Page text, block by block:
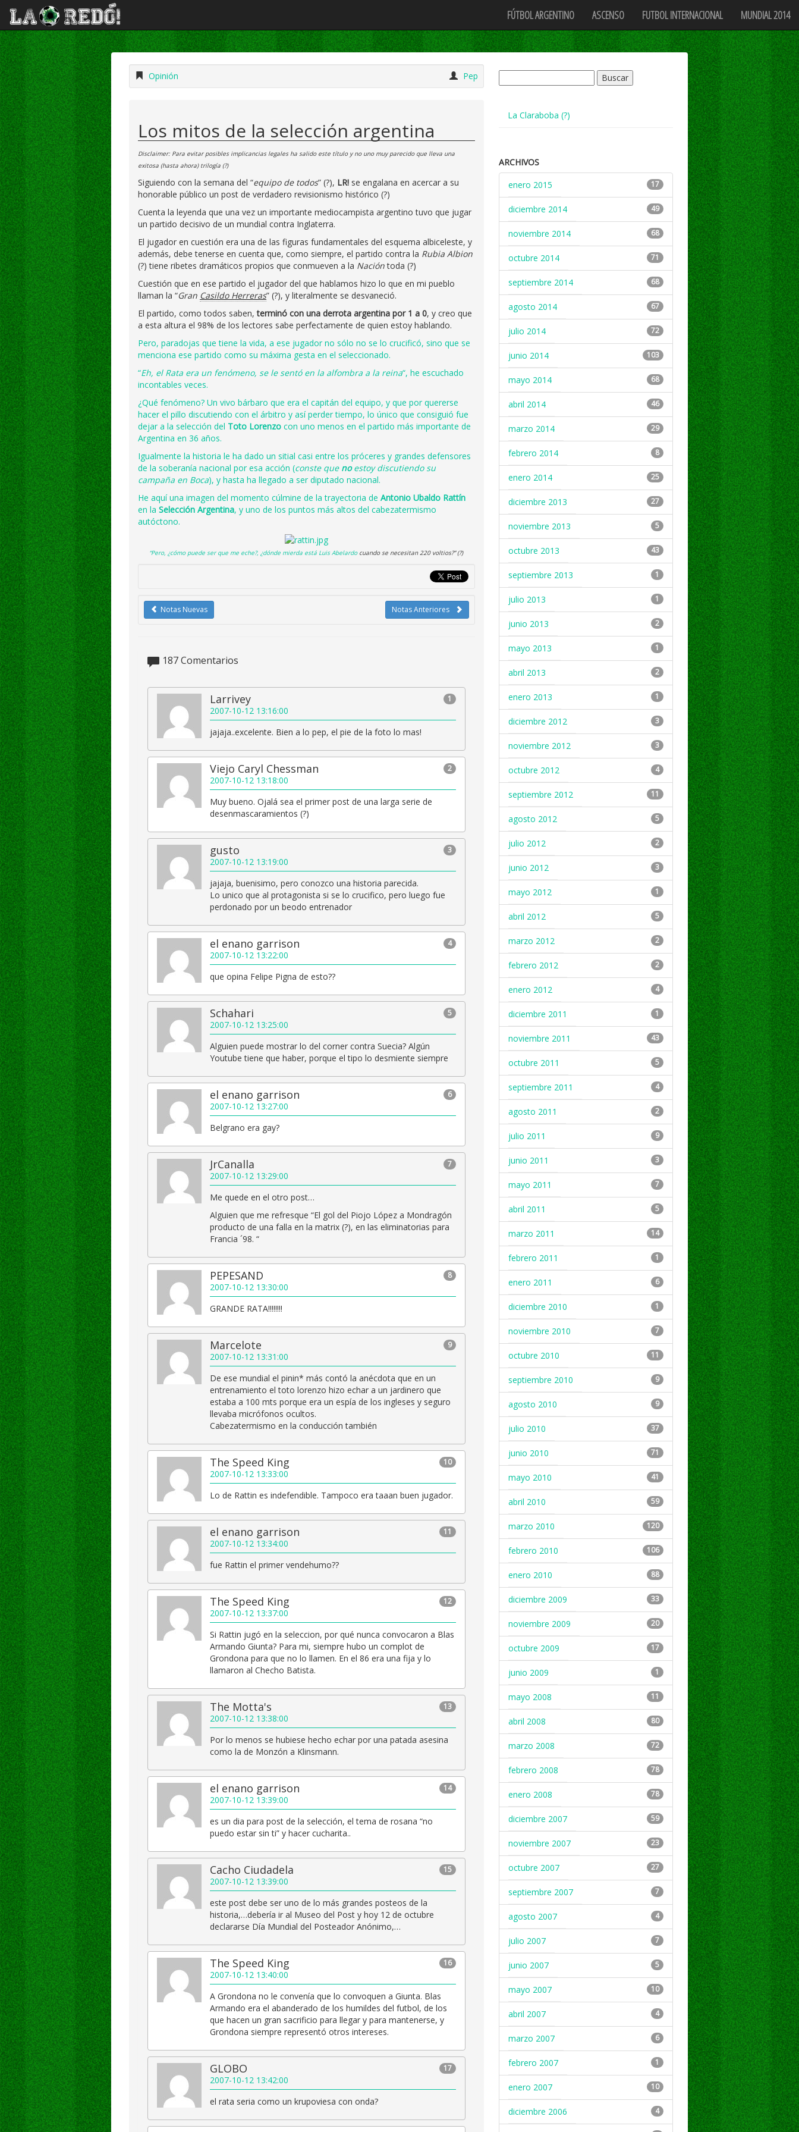
FÚTBOL ARGENTINO ASCENSO FUTBOL INTERNACIONAL MUNDIAL 2014
Opinión Pep
Los mitos de la selección argentina
Disclaimer: Para evitar posibles implicancias legales ha salido este título y no uno muy parecido que lleva una
exitosa (hasta ahora) trilogía (?)
Siguiendo con la semana del “equipo de todos” (?), LR! se engalana en acercar a su
honorable público un post de verdadero revisionismo histórico (?)
Cuenta la leyenda que una vez un importante mediocampista argentino tuvo que jugar
un partido decisivo de un mundial contra Inglaterra.
El jugador en cuestión era una de las figuras fundamentales del esquema albiceleste, y
además, debe tenerse en cuenta que, como siempre, el partido contra la Rubia Albion
(?) tiene ribetes dramáticos propios que conmueven a la Nacióntoda (?)
Cuestión que en ese partido el jugador del que hablamos hizo lo que en mi pueblo
llaman la “Gran Casildo Herreras” (?), y literalmente se desvaneció.
El partido, como todos saben,terminó con una derrota argentina por 1 a 0, y creo que
a esta altura el 98% de los lectores sabe perfectamente de quien estoy hablando.
Pero, paradojas que tiene la vida, a ese jugador no sólo no se lo crucificó, sino que se
menciona ese partido como su máxima gesta en el seleccionado.
“Eh, el Rata era un fenómeno, se le sentó en la alfombra a la reina“, he escuchado
incontables veces.
¿Qué fenómeno? Un vivo bárbaro que era el capitán del equipo, y que por quererse
hacer el pillo discutiendo con el árbitro y así perder tiempo, lo único que consiguió fue
dejar a la selección del Toto Lorenzo con uno menos en el partido más importante de
Argentina en 36 años.
Igualmente la historia le ha dado un sitial casi entre los próceres y grandes defensores
de la soberanía nacional por esa acción (conste que noestoy discutiendo su
campaña en Boca), y hasta ha llegado a ser diputado nacional.
He aquí una imagen del momento cúlmine de la trayectoria de Antonio Ubaldo Rattín
en la Selección Argentina, y uno de los puntos más altos del cabezatermismo
autóctono.
“Pero, ¿cómo puede ser que me eche?, ¿dónde mierda está Luis Abelardocuando se necesitan 220 voltios?” (?)
Notas Anteriores
Notas Nuevas
187Comentarios
1
Larrivey
2007-10-12 13:16:00
jajaja..excelente. Bien a lo pep, el pie de la foto lo mas!
2
Viejo Caryl Chessman
2007-10-12 13:18:00
Muy bueno. Ojalá sea el primer post de una larga serie de
desenmascaramientos (?)
3
gusto
2007-10-12 13:19:00
jajaja, buenisimo, pero conozco una historia parecida.
Lo unico que al protagonista si se lo crucifico, pero luego fue
perdonado por un beodo entrenador
4
el enano garrison
2007-10-12 13:22:00
que opina Felipe Pigna de esto??
5
Schahari
2007-10-12 13:25:00
Alguien puede mostrar lo del corner contra Suecia? Algún
Youtube tiene que haber, porque el tipo lo desmiente siempre
6
el enano garrison
2007-10-12 13:27:00
Belgrano era gay?
7
JrCanalla
2007-10-12 13:29:00
Me quede en el otro post…
Alguien que me refresque “El gol del Piojo López a Mondragón
producto de una falla en la matrix (?), en las eliminatorias para
Francia ´98. “
8
PEPESAND
2007-10-12 13:30:00
GRANDE RATA!!!!!!!!
9
Marcelote
2007-10-12 13:31:00
De ese mundial el pinin* más contó la anécdota que en un
entrenamiento el toto lorenzo hizo echar a un jardinero que
estaba a 100 mts porque era un espía de los ingleses y seguro
llevaba micrófonos ocultos.
Cabezatermismo en la conducción también
10
The Speed King
2007-10-12 13:33:00
Lo de Rattin es indefendible. Tampoco era taaan buen jugador.
11
el enano garrison
2007-10-12 13:34:00
fue Rattin el primer vendehumo??
12
The Speed King
2007-10-12 13:37:00
Si Rattin jugó en la seleccion, por qué nunca convocaron a Blas
Armando Giunta? Para mi, siempre hubo un complot de
Grondona para que no lo llamen. En el 86 era una fija y lo
llamaron al Checho Batista.
13
The Motta's
2007-10-12 13:38:00
Por lo menos se hubiese hecho echar por una patada asesina
como la de Monzón a Klinsmann.
14
el enano garrison
2007-10-12 13:39:00
es un dia para post de la selección, el tema de rosana “no
puedo estar sin ti” y hacer cucharita..
15
Cacho Ciudadela
2007-10-12 13:39:00
este post debe ser uno de lo más grandes posteos de la
historia,…debería ir al Museo del Post y hoy 12 de octubre
declararse Día Mundial del Posteador Anónimo,…
16
The Speed King
2007-10-12 13:40:00
A Grondona no le convenía que lo convoquen a Giunta. Blas
Armando era el abanderado de los humildes del futbol, de los
que hacen un gran sacrificio para llegar y para mantenerse, y
Grondona siempre representó otros intereses.
17
GLOBO
2007-10-12 13:42:00
el rata seria como un krupoviesa con onda?
La Claraboba (?)
ARCHIVOS
enero 2015
17
diciembre 2014 49
noviembre 2014 68
octubre 2014 71
septiembre 2014 68
agosto 2014 67
julio 2014 72
junio 2014 103
mayo 2014 68
abril 2014 46
marzo 2014 29
febrero 2014 8
enero 2014 25
diciembre 2013 27
noviembre 2013 5
octubre 2013 43
septiembre 2013 1
julio 2013 1
junio 2013 2
mayo 2013 1
abril 2013 2
enero 2013 1
diciembre 2012 3
noviembre 2012 3
octubre 2012 4
septiembre 2012 11
agosto 2012 5
julio 2012 2
junio 2012 3
mayo 2012 1
abril 2012 5
marzo 2012 2
febrero 2012 2
enero 2012 4
diciembre 2011 1
noviembre 2011 43
octubre 2011 5
septiembre 2011 4
agosto 2011 2
julio 2011 9
junio 2011 3
mayo 2011 7
abril 2011 5
marzo 2011 14
febrero 2011 1
enero 2011 6
diciembre 2010 1
noviembre 2010 7
octubre 2010 11
septiembre 2010 9
agosto 2010 9
julio 2010 37
junio 2010 71
mayo 2010 41
abril 2010 59
marzo 2010 120
febrero 2010 106
enero 2010 88
diciembre 2009 33
noviembre 2009 20
octubre 2009 17
junio 2009 1
mayo 2008 11
abril 2008 80
marzo 2008 72
febrero 2008 78
enero 2008 78
diciembre 2007 59
noviembre 2007 23
octubre 2007 27
septiembre 2007 7
agosto 2007 4
julio 2007 7
junio 2007 5
mayo 2007 10
abril 2007 4
marzo 2007 6
febrero 2007 1
enero 2007 10
diciembre 2006 4